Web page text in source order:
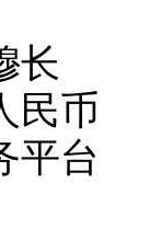
长
民币
平台